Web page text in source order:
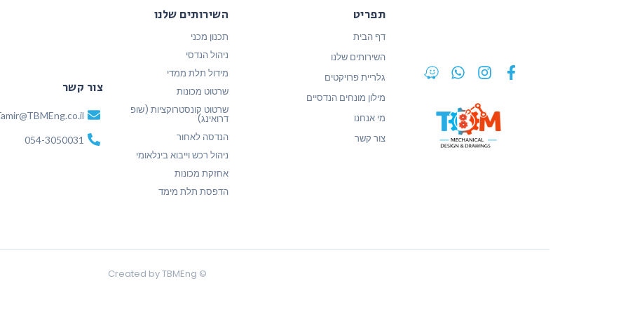
תפריט
דף הבית
השירותים שלנו
גלריית פרויקטים
מילון מונחים הנדסיים
מי אנחנו
צור קשר
השירותים שלנו
תכנון מכני
ניהול הנדסי
מידול תלת ממדי
שרטוט מכונות
שרטוט קונסטרוקציות (שופ
דרואינג)
הנדסה לאחור
ניהול רכש וייבוא בינלאומי
אחזקת מכונות
הדפסת תלת מימד
צור קשר
054-3050031
© Created by TBMEng